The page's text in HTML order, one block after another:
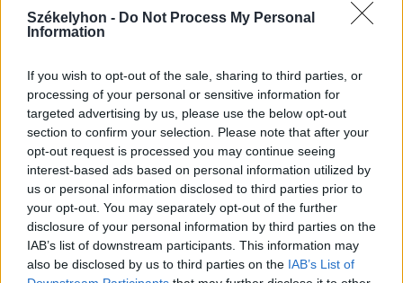
Székelyhon - Do Not Process My Personal
Information
If you wish to opt-out of the sale, sharing to third parties, or
processing of your personal or sensitive information for
targeted advertising by us, please use the below opt-out
section to confirm your selection. Please note that after your
opt-out request is processed you may continue seeing
interest-based ads based on personal information utilized by
us or personal information disclosed to third parties prior to
your opt-out. You may separately opt-out of the further
disclosure of your personal information by third parties on the
IAB’s list of downstream participants. This information may
also be disclosed by us to third parties on the IAB’s List of
2026. augusztus 07., péntek
Újabb víz- és szennyvízhálózatok